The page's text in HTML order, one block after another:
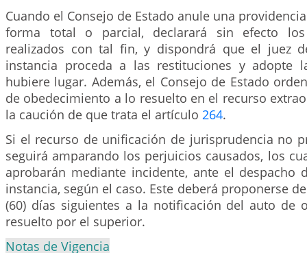
Cuando el Consejo de Estado anule una
forma total o parcial, declarará sin efecto los
realizados con tal fin, y dispondrá que el juez
instancia proceda a las restituciones y adopte
hubiere lugar. Además, el Consejo de Estado
de obedecimiento a lo resuelto en el recurso
la caución de que trata el artículo 264.
Si el recurso de unificación de jurisprudencia no
seguirá amparando los perjuicios causados, los
aprobarán mediante incidente, ante el despacho
instancia, según el caso. Este deberá proponerse
(60) días siguientes a la notificación del auto de
resuelto por el superior.
Notas de Vigencia